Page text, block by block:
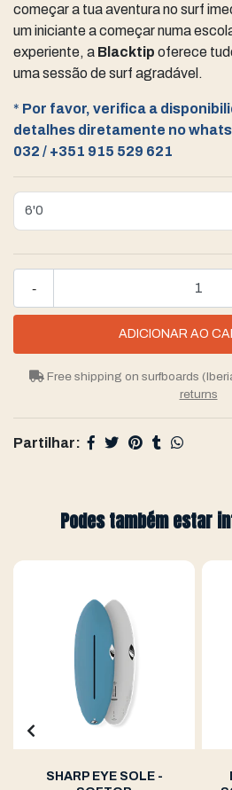
começar a tua aventura no surf
um iniciante a começar numa
experiente, a Blacktip oferece
uma sessão de surf agradável.
* Por favor, verifica a
detalhes diretamente no
032 / +351 915 529 621
-
Free shipping on surfboards
returns
Partilhar:
Podes também estar
SHARP EYE SOLE -